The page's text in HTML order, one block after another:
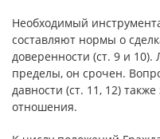
Необходимый
составляют нормы о
доверенности (ст. 9 и
пределы, он срочен.
давности (ст. 11, 12)
отношения.